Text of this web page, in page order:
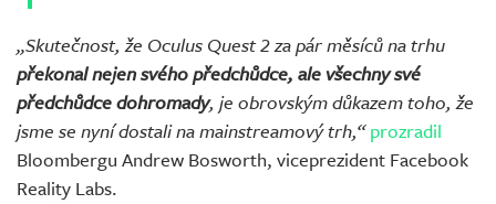
„Skutečnost, že Oculus Quest 2 za pár měsíců na trhu
překonal nejen svého předchůdce, ale všechny své
předchůdce dohromady, je obrovským důkazem toho, že
jsme se nyní dostali na mainstreamový trh,“ prozradil
Bloombergu Andrew Bosworth, viceprezident Facebook
Reality Labs.